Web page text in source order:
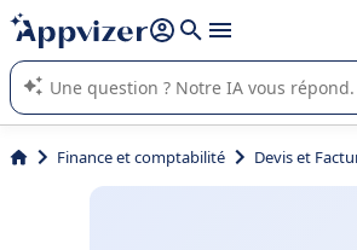
répondre (plusieurs lignes avec
L'IA de Appvizer vous guide dans l'utilisation
logiciel SaaS en entreprise.
Finance et comptabilité Devis et